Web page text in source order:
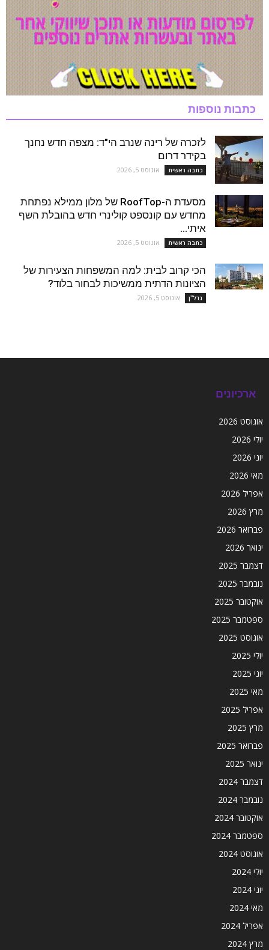
כתבות נוספות
לזכרה של רינה שנרב הי"ד: מצפה חדש נחנך
בקידר דרום
כתבה ראשית אוגוסט 5, 2026
מסעדת ה-RoofTop של מלון ממילא נפתחת
מחדש עם קונספט קולינרי חדש בהובלת השף
איתי...
כתבה ראשית אוגוסט 5, 2026
הכי קרוב לבית: למה המשפחות הצעירות של
הציונות הדתית ממשיכות לבחור בלוד?
נדל''ן אוגוסט 5, 2026
ארכיונים
אוגוסט 2026
יולי 2026
יוני 2026
מאי 2026
אפריל 2026
מרץ 2026
פברואר 2026
ינואר 2026
דצמבר 2025
נובמבר 2025
אוקטובר 2025
ספטמבר 2025
אוגוסט 2025
יולי 2025
יוני 2025
מאי 2025
אפריל 2025
מרץ 2025
פברואר 2025
ינואר 2025
דצמבר 2024
נובמבר 2024
אוקטובר 2024
ספטמבר 2024
אוגוסט 2024
יולי 2024
יוני 2024
מאי 2024
אפריל 2024
מרץ 2024